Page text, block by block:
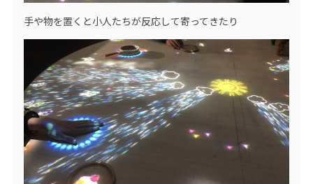
手や物を置くと小人たちが反応して寄ってきたり